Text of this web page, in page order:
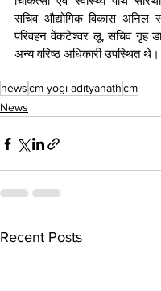
सचिव औद्योगिक विकास अनिल
परिवहन वेंकटेश्वर लू, सचिव गृह
अन्य वरिष्ठ अधिकारी उपस्थित थे।
newscm yogi adityanathcm
News
Recent Posts